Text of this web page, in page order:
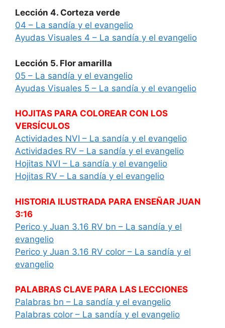
Lección 4. Corteza verde
04 – La sandía y el evangelio
Ayudas Visuales 4 – La sandía y el evangelio
Lección 5. Flor amarilla
05 – La sandía y el evangelio
Ayudas Visuales 5 – La sandía y el evangelio
HOJITAS PARA COLOREAR CON LOS
VERSÍCULOS
Actividades NVI – La sandía y el evangelio
Actividades RV – La sandía y el evangelio
Hojitas NVI – La sandía y el evangelio
Hojitas RV – La sandía y el evangelio
HISTORIA ILUSTRADA PARA ENSEÑAR JUAN
3:16
Perico y Juan 3.16 RV bn – La sandía y el
evangelio
Perico y Juan 3.16 RV color – La sandía y el
evangelio
PALABRAS CLAVE PARA LAS LECCIONES
Palabras bn – La sandía y el evangelio
Palabras color – La sandía y el evangelio